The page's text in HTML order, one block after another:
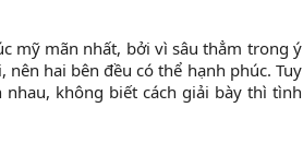
mỹ mãn nhất, bởi vì sâu thẳm trong ý
hai bên đều có thể hạnh phúc. Tuy
không biết cách giải bày thì tình